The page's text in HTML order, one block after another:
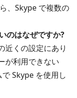
、Skype で複数の
のはなぜですか?
近くの設定にあり
が利用できない
Skype を使用し